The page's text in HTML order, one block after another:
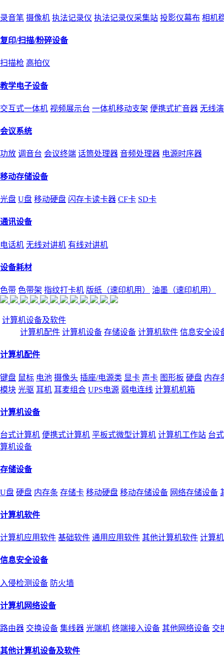
录音笔 摄像机 执法记录仪 执法记录仪采集站 投影仪幕布 相机
复印/扫描/粉碎设备
扫描枪 高拍仪
教学电子设备
交互式一体机 视频展示台 一体机移动支架 便携式扩音器 无线
会议系统
功放 调音台 会议终端 话筒处理器 音频处理器 电源时序器
移动存储设备
光盘 U盘 移动硬盘 闪存卡读卡器 CF卡 SD卡
通讯设备
电话机 无线对讲机 有线对讲机
设备耗材
色带 色带架 指纹打卡机 版纸（速印机用） 油墨（速印机用）
计算机设备及软件
计算机配件 计算机设备 存储设备 计算机软件 信息安全设
计算机配件
键盘 鼠标 电池 摄像头 插座/电源类 显卡 声卡 图形板 硬盘 内存
模块 光驱 耳机 耳麦组合 UPS电源 弱电连线 计算机机箱
计算机设备
台式计算机 便携式计算机 平板式微型计算机 计算机工作站 台
算机设备
存储设备
U盘 硬盘 内存条 存储卡 移动硬盘 移动存储设备 网络存储设备
计算机软件
计算机应用软件 基础软件 通用应用软件 其他计算机软件 计算
信息安全设备
入侵检测设备 防火墙
计算机网络设备
路由器 交换设备 集线器 光端机 终端接入设备 其他网络设备 交
其他计算机设备及软件